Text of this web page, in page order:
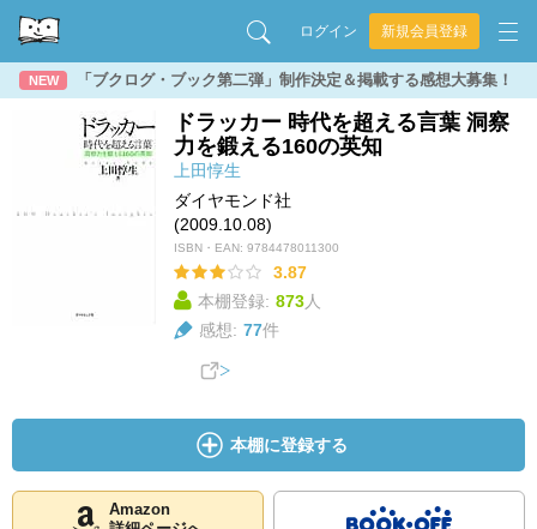
ログイン 新規会員登録
NEW 「ブクログ・ブック第二弾」制作決定＆掲載する感想大募集！
ドラッカー 時代を超える言葉 洞察
力を鍛える160の英知
上田惇生
ダイヤモンド社
(2009.10.08)
ISBN・EAN: 9784478011300
3.87
本棚登録: 873人
感想: 77件
本棚に登録する
Amazon